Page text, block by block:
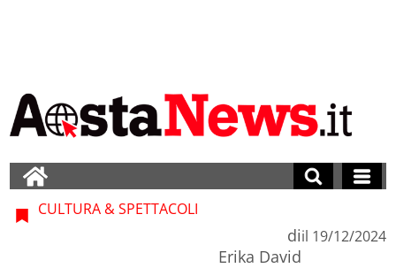
CULTURA & SPETTACOLI
di
Erika David
il 19/12/2024